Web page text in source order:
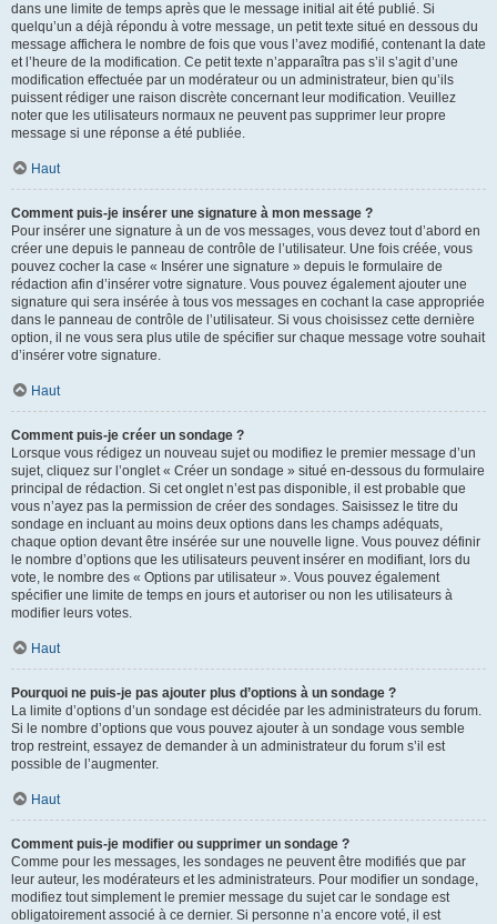
dans une limite de temps après que le message initial ait été publié. Si
quelqu’un a déjà répondu à votre message, un petit texte situé en dessous du
message affichera le nombre de fois que vous l’avez modifié, contenant la date
et l’heure de la modification. Ce petit texte n’apparaîtra pas s’il s’agit d’une
modification effectuée par un modérateur ou un administrateur, bien qu’ils
puissent rédiger une raison discrète concernant leur modification. Veuillez
noter que les utilisateurs normaux ne peuvent pas supprimer leur propre
message si une réponse a été publiée.
Haut
Comment puis-je insérer une signature à mon message ?
Pour insérer une signature à un de vos messages, vous devez tout d’abord en
créer une depuis le panneau de contrôle de l’utilisateur. Une fois créée, vous
pouvez cocher la case « Insérer une signature » depuis le formulaire de
rédaction afin d’insérer votre signature. Vous pouvez également ajouter une
signature qui sera insérée à tous vos messages en cochant la case appropriée
dans le panneau de contrôle de l’utilisateur. Si vous choisissez cette dernière
option, il ne vous sera plus utile de spécifier sur chaque message votre souhait
d’insérer votre signature.
Haut
Comment puis-je créer un sondage ?
Lorsque vous rédigez un nouveau sujet ou modifiez le premier message d’un
sujet, cliquez sur l’onglet « Créer un sondage » situé en-dessous du formulaire
principal de rédaction. Si cet onglet n’est pas disponible, il est probable que
vous n’ayez pas la permission de créer des sondages. Saisissez le titre du
sondage en incluant au moins deux options dans les champs adéquats,
chaque option devant être insérée sur une nouvelle ligne. Vous pouvez définir
le nombre d’options que les utilisateurs peuvent insérer en modifiant, lors du
vote, le nombre des « Options par utilisateur ». Vous pouvez également
spécifier une limite de temps en jours et autoriser ou non les utilisateurs à
modifier leurs votes.
Haut
Pourquoi ne puis-je pas ajouter plus d’options à un sondage ?
La limite d’options d’un sondage est décidée par les administrateurs du forum.
Si le nombre d’options que vous pouvez ajouter à un sondage vous semble
trop restreint, essayez de demander à un administrateur du forum s’il est
possible de l’augmenter.
Haut
Comment puis-je modifier ou supprimer un sondage ?
Comme pour les messages, les sondages ne peuvent être modifiés que par
leur auteur, les modérateurs et les administrateurs. Pour modifier un sondage,
modifiez tout simplement le premier message du sujet car le sondage est
obligatoirement associé à ce dernier. Si personne n’a encore voté, il est